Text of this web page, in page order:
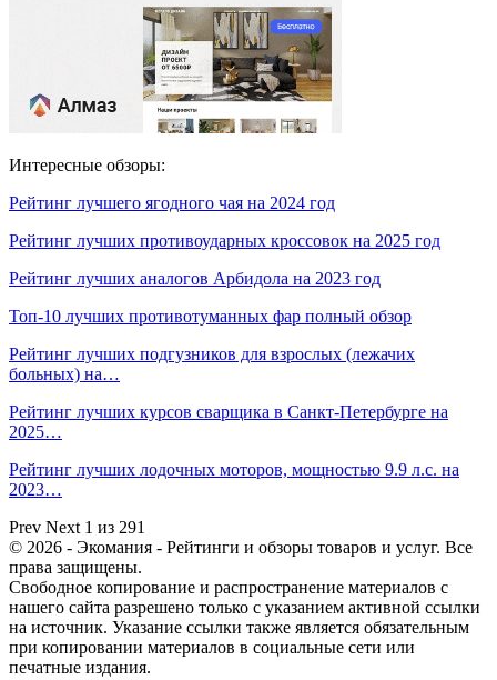
Интересные обзоры:
Рейтинг лучшего ягодного чая на 2024 год
Рейтинг лучших противоударных кроссовок на 2025 год
Рейтинг лучших аналогов Арбидола на 2023 год
Топ-10 лучших противотуманных фар полный обзор
Рейтинг лучших подгузников для взрослых (лежачих
больных) на…
Рейтинг лучших курсов сварщика в Санкт-Петербурге на
2025…
Рейтинг лучших лодочных моторов, мощностью 9.9 л.с. на
2023…
Prev Next 1 из 291
© 2026 - Экомания - Рейтинги и обзоры товаров и услуг. Все
права защищены.
Свободное копирование и распространение материалов с
нашего сайта разрешено только с указанием активной ссылки
на источник. Указание ссылки также является обязательным
при копировании материалов в социальные сети или
печатные издания.